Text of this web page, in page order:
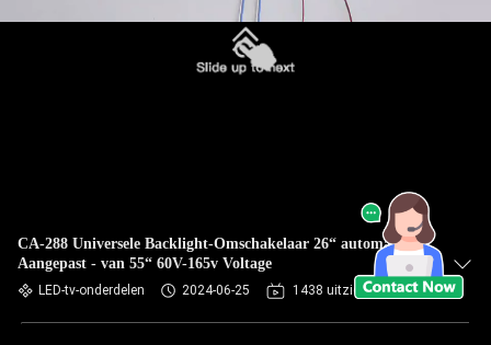
CA-288 Universele Backlight-Omschakelaar 26“ automatisch
Aangepast - van 55“ 60V-165v Voltage
LED-tv-onderdelen 2024-06-25 1438 uitzichten